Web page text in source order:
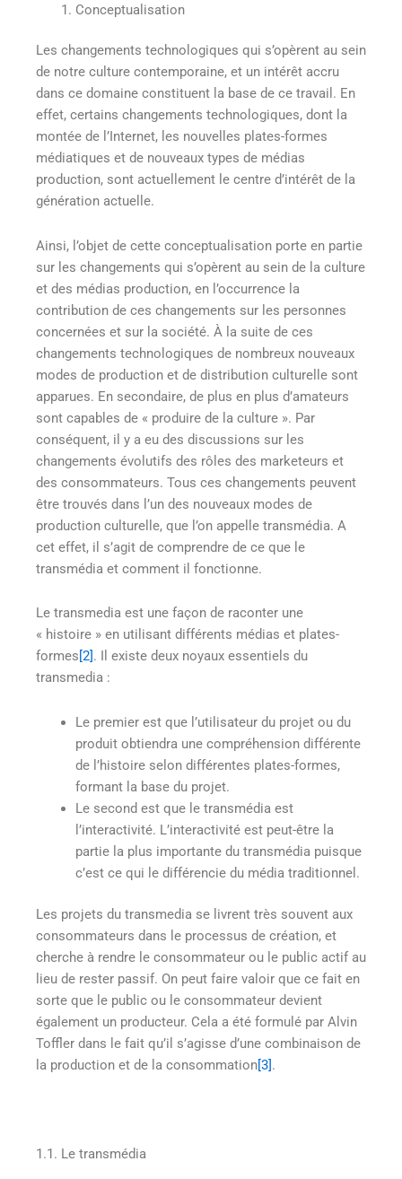
Conceptualisation
Les changements technologiques qui s’opèrent au sein
de notre culture contemporaine, et un intérêt accru
dans ce domaine constituent la base de ce travail. En
effet, certains changements technologiques, dont la
montée de l’Internet, les nouvelles plates-formes
médiatiques et de nouveaux types de médias
production, sont actuellement le centre d’intérêt de la
génération actuelle.
Ainsi, l’objet de cette conceptualisation porte en partie
sur les changements qui s’opèrent au sein de la culture
et des médias production, en l’occurrence la
contribution de ces changements sur les personnes
concernées et sur la société. À la suite de ces
changements technologiques de nombreux nouveaux
modes de production et de distribution culturelle sont
apparues. En secondaire, de plus en plus d’amateurs
sont capables de « produire de la culture ». Par
conséquent, il y a eu des discussions sur les
changements évolutifs des rôles des marketeurs et
des consommateurs. Tous ces changements peuvent
être trouvés dans l’un des nouveaux modes de
production culturelle, que l’on appelle transmédia. A
cet effet, il s’agit de comprendre de ce que le
transmédia et comment il fonctionne.
Le transmedia est une façon de raconter une
« histoire » en utilisant différents médias et plates-
formes [2] . Il existe deux noyaux essentiels du
transmedia :
Le premier est que l’utilisateur du projet ou du
produit obtiendra une compréhension différente
de l’histoire selon différentes plates-formes,
formant la base du projet.
Le second est que le transmédia est
l’interactivité. L’interactivité est peut-être la
partie la plus importante du transmédia puisque
c’est ce qui le différencie du média traditionnel.
Les projets du transmedia se livrent très souvent aux
consommateurs dans le processus de création, et
cherche à rendre le consommateur ou le public actif au
lieu de rester passif. On peut faire valoir que ce fait en
sorte que le public ou le consommateur devient
également un producteur. Cela a été formulé par Alvin
Toffler dans le fait qu’il s’agisse d’une combinaison de
la production et de la consommation[3].
1.1. Le transmédia